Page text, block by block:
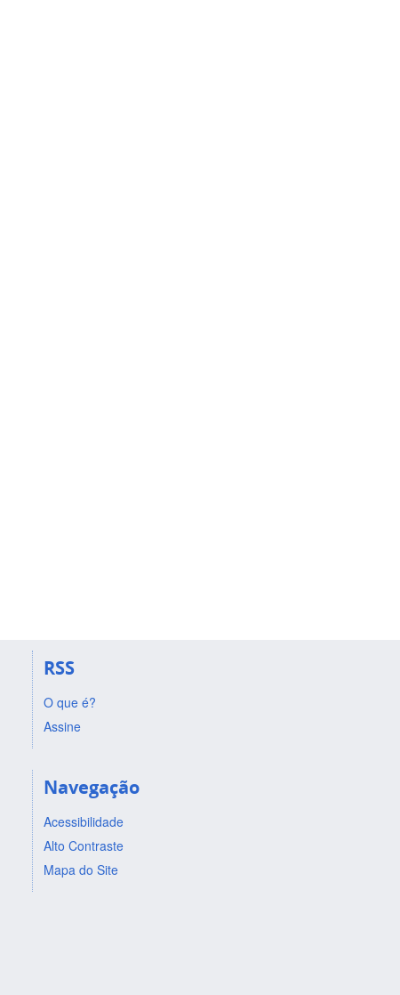
RSS
O que é?
Assine
Navegação
Acessibilidade
Alto Contraste
Mapa do Site